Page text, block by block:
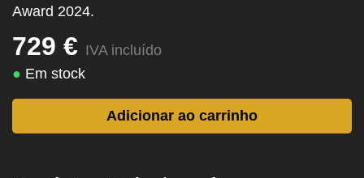
Award 2024.
729 € IVA incluído
● Em stock
Adicionar ao carrinho